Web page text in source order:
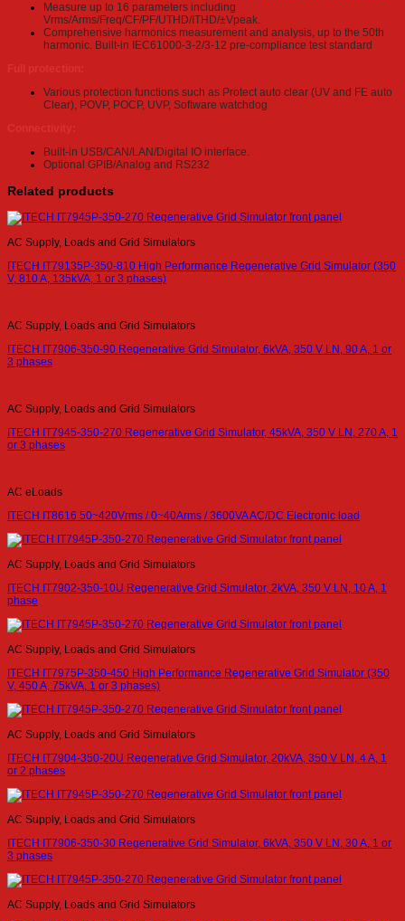
Measure up to 16 parameters including
Vrms/Arms/Freq/CF/PF/UTHD/ITHD/±Vpeak.
Comprehensive harmonics measurement and analysis, up to the 50th
harmonic. Built-in IEC61000-3-2/3-12 pre-compliance test standard
Various protection functions such as Protect auto clear (UV and FE auto
Clear), POVP, POCP, UVP, Software watchdog
Built-in USB/CAN/LAN/Digital IO interface.
Optional GPIB/Analog and RS232
Related products
AC Supply, Loads and Grid Simulators
ITECH IT79135P-350-810 High Performance Regenerative Grid Simulator (350
V, 810 A, 135kVA, 1 or 3 phases)
AC Supply, Loads and Grid Simulators
ITECH IT7906-350-90 Regenerative Grid Simulator, 6kVA, 350 V LN, 90 A, 1 or
3 phases
AC Supply, Loads and Grid Simulators
ITECH IT7945-350-270 Regenerative Grid Simulator, 45kVA, 350 V LN, 270 A, 1
or 3 phases
AC eLoads
ITECH IT8616 50~420Vrms / 0~40Arms / 3600VA AC/DC Electronic load
AC Supply, Loads and Grid Simulators
ITECH IT7902-350-10U Regenerative Grid Simulator, 2kVA, 350 V LN, 10 A, 1
phase
AC Supply, Loads and Grid Simulators
ITECH IT7975P-350-450 High Performance Regenerative Grid Simulator (350
V, 450 A, 75kVA, 1 or 3 phases)
AC Supply, Loads and Grid Simulators
ITECH IT7904-350-20U Regenerative Grid Simulator, 20kVA, 350 V LN, 4 A, 1
or 2 phases
AC Supply, Loads and Grid Simulators
ITECH IT7906-350-30 Regenerative Grid Simulator, 6kVA, 350 V LN, 30 A, 1 or
3 phases
AC Supply, Loads and Grid Simulators